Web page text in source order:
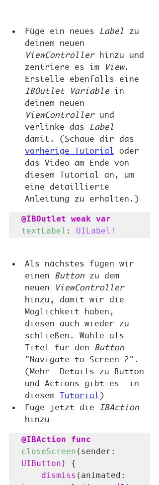
Füge ein neues Label zu
deinem neuen
ViewController hinzu und
zentriere es im
View.
Erstelle ebenfalls eine
IBOutlet Variable in
deinem neuen
ViewController und
verlinke das Label
damit. (Schaue dir das
vorherige Tutorial
oder
das Video am Ende von
diesem Tutorial an, um
eine detaillierte
Anleitung zu erhalten.)
@IBOutlet weak var
textLabel : UILabel!
Als nächstes fügen wir
einen Button zu dem
neuen
ViewController
hinzu, damit wir die
Möglichkeit haben,
diesen auch wieder zu
schließen. Wähle als
Titel für den Button
"Navigate to Screen 2".
(Mehr  Details zu Button
und Actions gibt es  in
diesem Tutorial )
Füge jetzt die IBAction
hinzu
@IBAction func
closeScreen
UIButton ) {
dismiss